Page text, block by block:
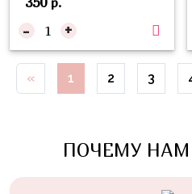
- +
« 1 2 3
ПОЧЕМУ
Звёздные
Войны
Уэнсдэй
Трансформеры